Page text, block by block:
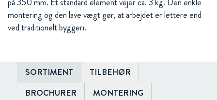
montering og den lave vægt gør, at arbejdet er lettere end
ved traditionelt byggeri.
SORTIMENT
TILBEHØR
BROCHURER
MONTERING